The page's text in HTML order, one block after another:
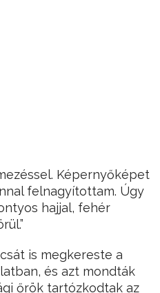
Képernyőképet
felnagyítottam. Úgy
hajjal, fehér
is megkereste a
és azt mondták
őrök tartózkodtak az